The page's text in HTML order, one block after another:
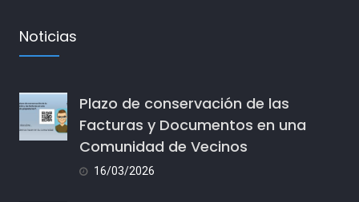
Noticias
Plazo de conservación de las
Facturas y Documentos en una
Comunidad de Vecinos
16/03/2026